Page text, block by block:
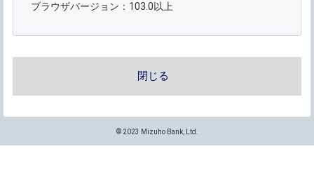
ブラウザバージョン：103.0以上
© 2023 Mizuho Bank, Ltd.